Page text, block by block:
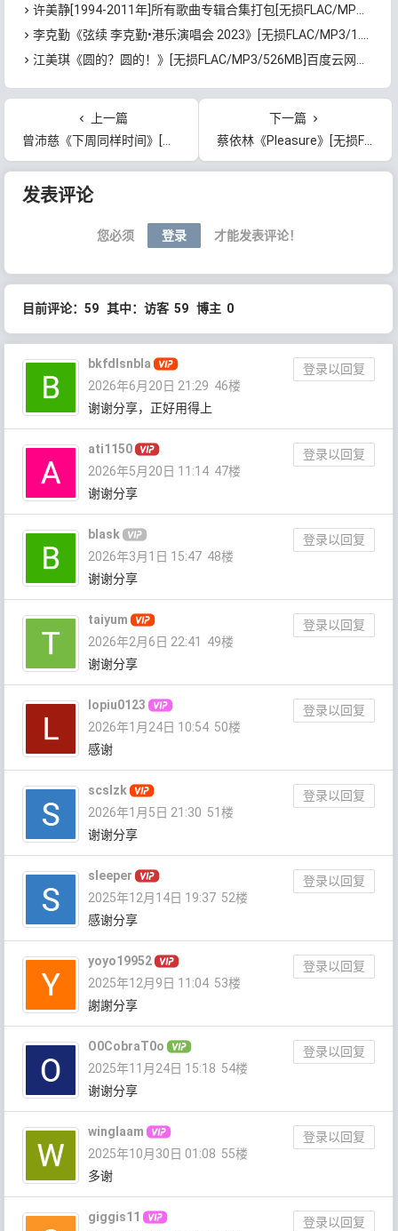
许美静[1994-2011年]所有歌曲专辑合集打包[无损FLAC/MP3/5.56GB]百度云网盘下载
李克勤《弦续 李克勤•港乐演唱会 2023》[无损FLAC/MP3/1.93GB]百度云网盘下载
江美琪《圆的？圆的！》[无损FLAC/MP3/526MB]百度云网盘下载
上一篇
曾沛慈《下周同样时间》[无损FLAC/MP3/611MB]百度云网盘下载
下一篇
蔡依林《Pleasure》[无损FLAC/MP3/54MB]百度云网盘下载
文章导航
发表评论
您必须 登录 才能发表评论！
目前评论：59 其中：访客 59 博主 0
bkfdlsnbla
登录以回复
2026年6月20日 21:29 46楼
谢谢分享，正好用得上
ati1150
登录以回复
2026年5月20日 11:14 47楼
谢谢分享
blask
登录以回复
2026年3月1日 15:47 48楼
谢谢分享
taiyum
登录以回复
2026年2月6日 22:41
49楼
谢谢分享
lopiu0123
登录以回复
2026年1月24日 10:54 50楼
感谢
scslzk
登录以回复
2026年1月5日 21:30 51楼
谢谢分享
sleeper
登录以回复
2025年12月14日 19:37 52楼
感谢分享
yoyo19952
登录以回复
2025年12月9日 11:04 53楼
謝謝分享
O0CobraT0o
登录以回复
2025年11月24日 15:18 54楼
谢谢分享
winglaam
登录以回复
2025年10月30日 01:08 55楼
多谢
giggis11
登录以回复